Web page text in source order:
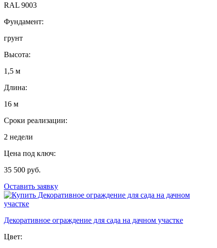
RAL 9003
Фундамент:
грунт
Высота:
1,5 м
Длина:
16 м
Сроки реализации:
2 недели
Цена под ключ:
35 500 руб.
Оставить заявку
Декоративное ограждение для сада на дачном участке
Цвет: